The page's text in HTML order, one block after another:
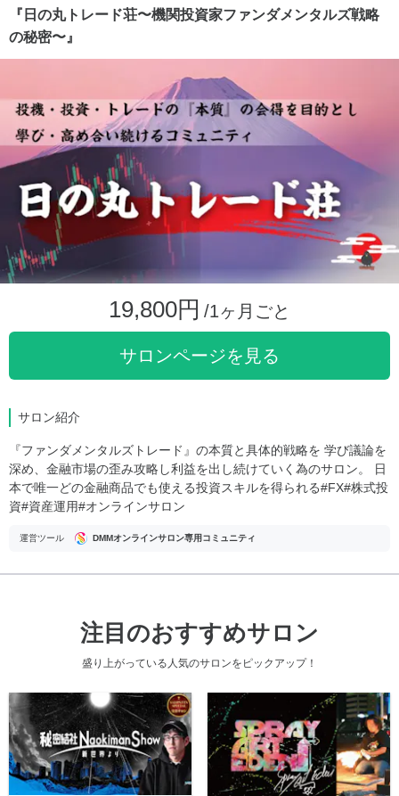
『日の丸トレード荘〜機関投資家ファンダメンタルズ戦略
の秘密〜』
19,800円 /1ヶ月ごと
サロンページを見る
サロン紹介
『ファンダメンタルズトレード』の本質と具体的戦略を 学び議論を
深め、金融市場の歪み攻略し利益を出し続けていく為のサロン。 日
本で唯一どの金融商品でも使える投資スキルを得られる#FX#株式投
資#資産運用#オンラインサロン
運営ツール DMMオンラインサロン専用コミュニティ
注目のおすすめサロン
盛り上がっている人気のサロンをピックアップ！